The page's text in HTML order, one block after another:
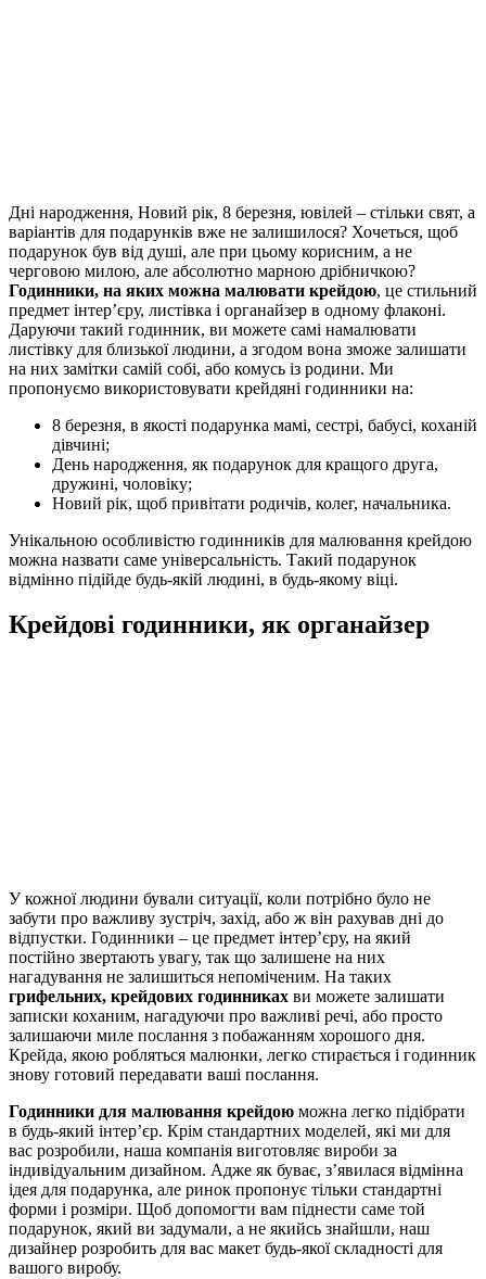
Дні народження, Новий рік, 8 березня, ювілей – стільки свят, а
варіантів для подарунків вже не залишилося? Хочеться, щоб
подарунок був від душі, але при цьому корисним, а не
черговою милою, але абсолютно марною дрібничкою?
Годинники, на яких можна малювати крейдою, це стильний
предмет інтер’єру, листівка і органайзер в одному флаконі.
Даруючи такий годинник, ви можете самі намалювати
листівку для близької людини, а згодом вона зможе залишати
на них замітки самій собі, або комусь із родини. Ми
пропонуємо використовувати крейдяні годинники на:
8 березня, в якості подарунка мамі, сестрі, бабусі, коханій
дівчині;
День народження, як подарунок для кращого друга,
дружині, чоловіку;
Новий рік, щоб привітати родичів, колег, начальника.
Унікальною особливістю годинників для малювання крейдою
можна назвати саме універсальність. Такий подарунок
відмінно підійде будь-якій людині, в будь-якому віці.
Крейдові годинники, як органайзер
У кожної людини бували ситуації, коли потрібно було не
забути про важливу зустріч, захід, або ж він рахував дні до
відпустки. Годинники – це предмет інтер’єру, на який
постійно звертають увагу, так що залишене на них
нагадування не залишиться непоміченим. На таких
грифельних, крейдових годинниках ви можете залишати
записки коханим, нагадуючи про важливі речі, або просто
залишаючи миле послання з побажанням хорошого дня.
Крейда, якою робляться малюнки, легко стирається і годинник
знову готовий передавати ваші послання.
Годинники для малювання крейдою можна легко підібрати
в будь-який інтер’єр. Крім стандартних моделей, які ми для
вас розробили, наша компанія виготовляє вироби за
індивідуальним дизайном. Адже як буває, з’явилася відмінна
ідея для подарунка, але ринок пропонує тільки стандартні
форми і розміри. Щоб допомогти вам піднести саме той
подарунок, який ви задумали, а не якийсь знайшли, наш
дизайнер розробить для вас макет будь-якої складності для
вашого виробу.